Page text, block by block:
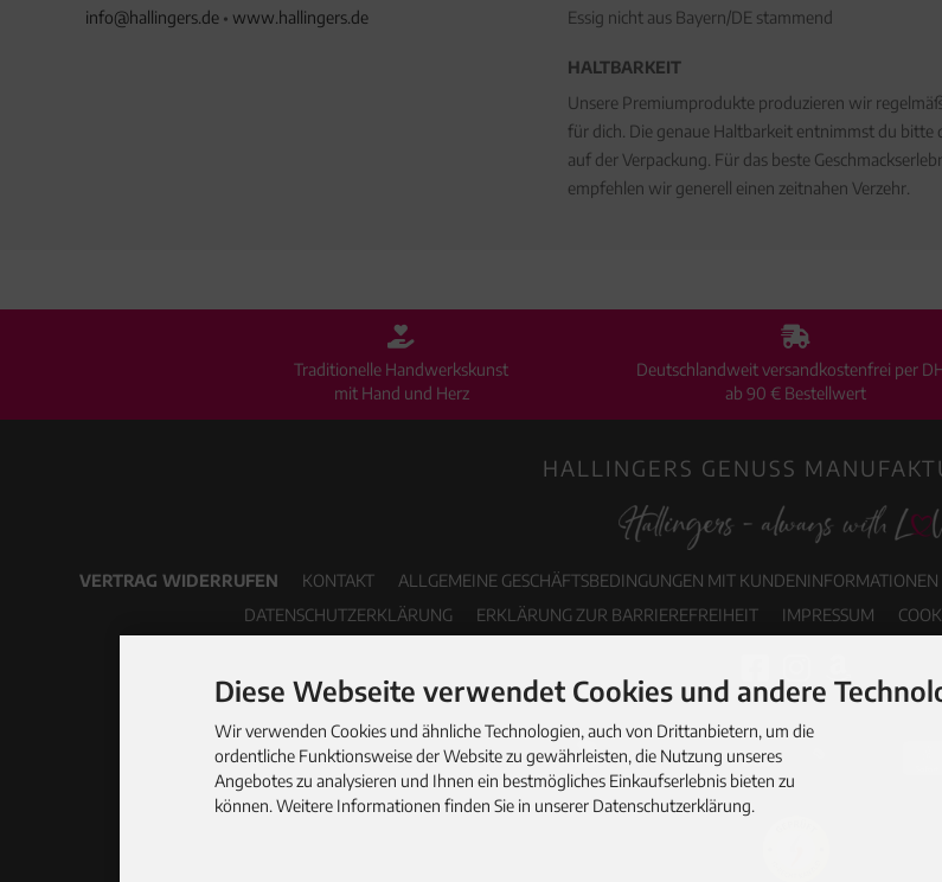
info@hallingers.de • www.hallingers.de
Essig nicht aus Bayern/DE stammend
HALTBARKEIT
Unsere Premiumprodukte produzieren wir
für dich. Die genaue Haltbarkeit entnimmst du bitte
auf der Verpackung. Für das beste
empfehlen wir generell einen zeitnahen Verzehr.
Traditionelle Handwerkskunst
mit Hand und Herz
Deutschlandweit versandkostenfrei per
ab 90 € Bestellwert
HALLINGERS GENUSS
VERTRAG WIDERRUFEN KONTAKT ALLGEMEINE GESCHÄFTSBEDINGUNGEN MIT KUNDENINFORMATIONEN
DATENSCHUTZERKLÄRUNG
ERKLÄRUNG ZUR BARRIEREFREIHEIT IMPRESSUM
Diese Webseite verwendet Cookies und andere
Wir verwenden Cookies und ähnliche Technologien, auch von Drittanbietern, um die
ordentliche Funktionsweise der Website zu gewährleisten, die Nutzung unseres
Angebotes zu analysieren und Ihnen ein bestmögliches Einkaufserlebnis bieten zu
können. Weitere Informationen finden Sie in unserer Datenschutzerklärung.